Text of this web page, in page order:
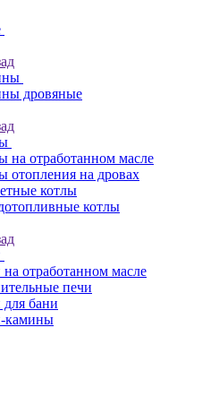
дровяные
на отработанном масле
отопления на дровах
котлы
котлы
отработанном масле
печи
бани
камины